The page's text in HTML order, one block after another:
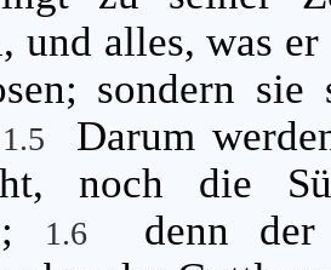
und alles, was
sondern
1.5
Darum
noch die
1.6
denn